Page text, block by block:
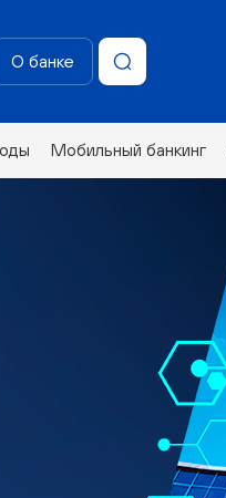
О банке
Мобильный банкинг